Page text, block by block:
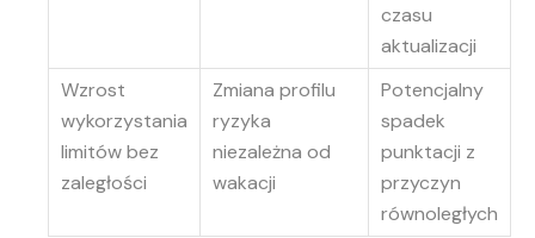
czasu
aktualizacji
Wzrost
wykorzystania
limitów bez
zaległości
Zmiana profilu
ryzyka
niezależna od
wakacji
Potencjalny
spadek
punktacji z
przyczyn
równoległych